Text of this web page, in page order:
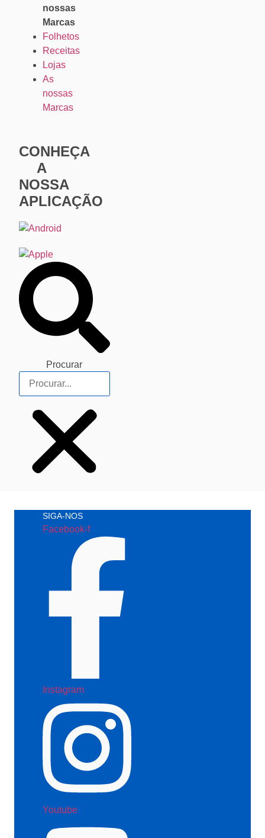
nossas
Marcas
Folhetos
Receitas
Lojas
As
nossas
Marcas
CONHEÇA
A
NOSSA
APLICAÇÃO
Procurar
SIGA-NOS
Facebook-f
Instagram
Youtube